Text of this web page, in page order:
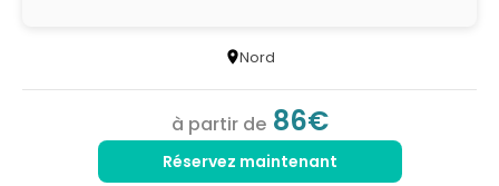
Nord
à partir de 86€
Réservez maintenant